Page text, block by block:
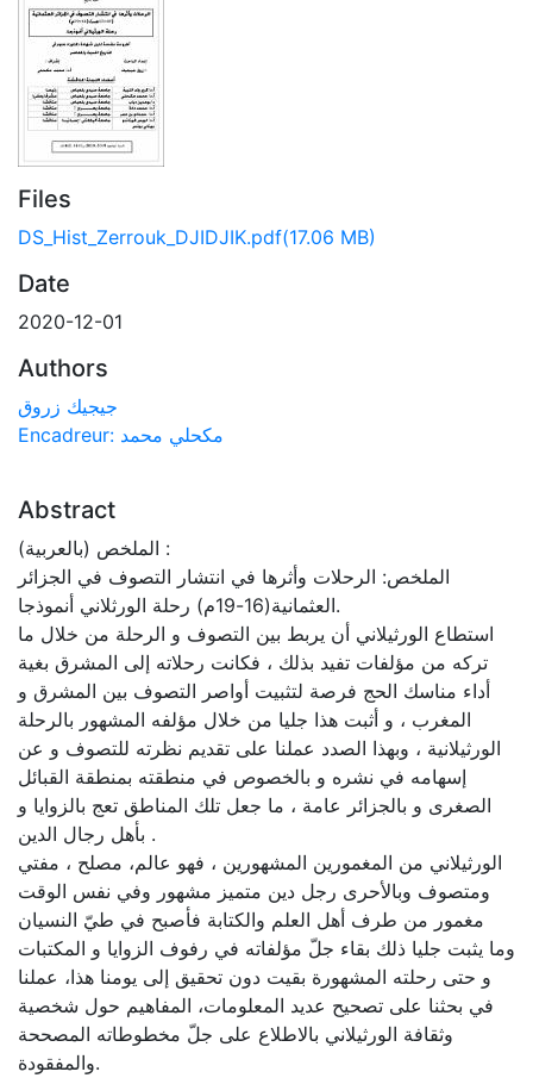
Files
DS_Hist_Zerrouk_DJIDJIK.pdf(17.06 MB)
Date
2020-12-01
Authors
جيجيك زروق
Encadreur: مكحلي محمد
Abstract
الملخص (بالعربية) :
الملخص: الرحلات وأثرها في انتشار التصوف في الجزائر
العثمانية(16-19م) رحلة الورثلاني أنموذجا.
استطاع الورثيلاني أن يربط بين التصوف و الرحلة من خلال ما
تركه من مؤلفات تفيد بذلك ، فكانت رحلاته إلى المشرق بغية
أداء مناسك الحج فرصة لتثبيت أواصر التصوف بين المشرق و
المغرب ، و أثبت هذا جليا من خلال مؤلفه المشهور بالرحلة
الورثيلانية ، وبهذا الصدد عملنا على تقديم نظرته للتصوف و عن
إسهامه في نشره و بالخصوص في منطقته بمنطقة القبائل
الصغرى و بالجزائر عامة ، ما جعل تلك المناطق تعج بالزوايا و
بأهل رجال الدين .
الورثيلاني من المغمورين المشهورين ، فهو عالم، مصلح ، مفتي
ومتصوف وبالأحرى رجل دين متميز مشهور وفي نفس الوقت
مغمور من طرف أهل العلم والكتابة فأصبح في طيّ النسيان
وما يثبت جليا ذلك بقاء جلّ مؤلفاته في رفوف الزوايا و المكتبات
و حتى رحلته المشهورة بقيت دون تحقيق إلى يومنا هذا، عملنا
في بحثنا على تصحيح عديد المعلومات، المفاهيم حول شخصية
وثقافة الورثيلاني بالاطلاع على جلّ مخطوطاته المصححة
والمفقودة.